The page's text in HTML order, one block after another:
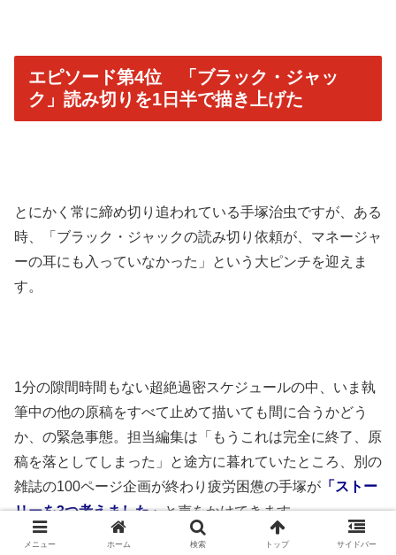
エピソード第4位 「ブラック・ジャッ
ク」読み切りを1日半で描き上げた
とにかく常に締め切り追われている手塚治虫ですが、ある
時、「ブラック・ジャックの読み切り依頼が、マネージャ
ーの耳にも入っていなかった」という大ピンチを迎えま
す。
1分の隙間時間もない超絶過密スケジュールの中、いま執
筆中の他の原稿をすべて止めて描いても間に合うかどう
か、の緊急事態。担当編集は「もうこれは完全に終了、原
稿を落としてしまった」と途方に暮れていたところ、別の
雑誌の100ページ企画が終わり疲労困憊の手塚が 「ストー
リーを3つ考えました」と声をかけてきます。
メニュー ホーム 検索 トップ サイドバー